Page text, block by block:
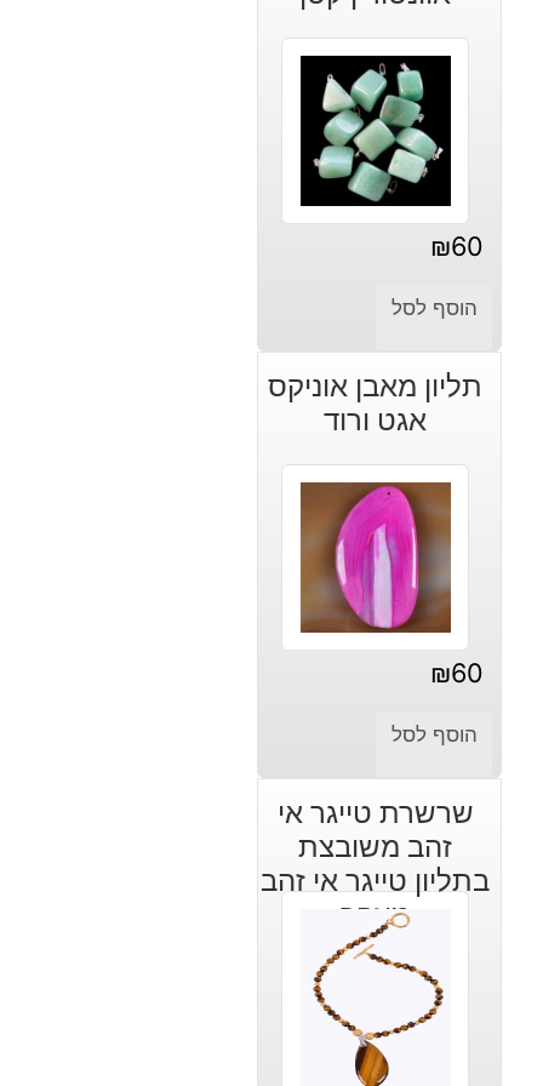
₪60
הוסף לסל
תליון מאבן אוניקס
אגט ורוד
₪60
הוסף לסל
שרשרת טייגר אי
זהב משובצת
בתליון טייגר אי זהב
מוזהב